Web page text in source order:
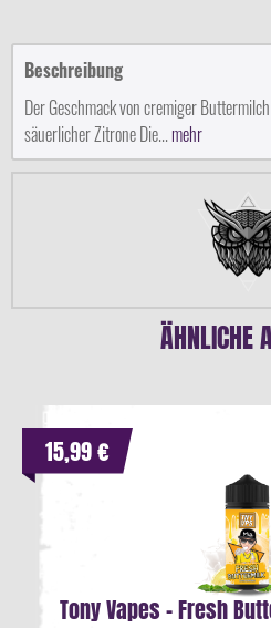
Beschreibung
Der Geschmack von cremiger
säuerlicher Zitrone Die...mehr
ÄHNLICHE
Tony Vapes - Fresh
15,99 €